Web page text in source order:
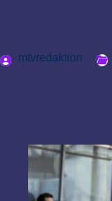
mtvredaktion